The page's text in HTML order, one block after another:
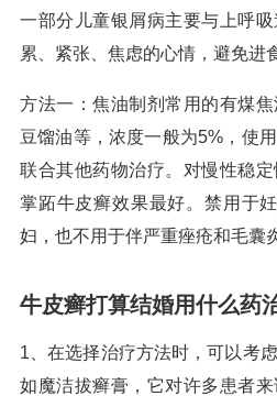
一部分儿童银屑病主要与上呼
累、紧张、焦虑的心情，避免进
方法一：焦油制剂常用的有煤
豆馏油等，浓度一般为5%，使
联合其他药物治疗。对慢性稳
掌跖牛皮癣效果最好。禁用于
妇，也不用于伴严重痤疮和毛囊
牛皮癣打算结婚用什么药
1、在选择治疗方法时，可以考
如魔洁拔癣膏，它对许多患者来